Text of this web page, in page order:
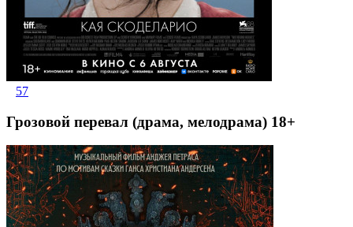
57
Грозовой перевал (драма, мелодрама) 18+